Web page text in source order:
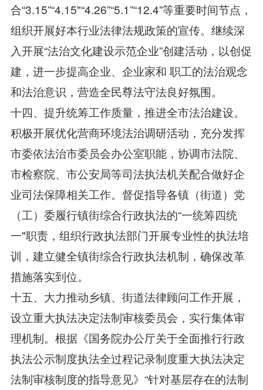
合“3.15”“4.15"“4.26”“5.1”“12.4”等重要时间节点，
组织开展好本行业法律法规政策的宣传。继续深
入开展“法治文化建设示范企业”创建活动，以创促
建，进一步提高企业、企业家和 职工的法治观念
和法治意识，营造全民尊法守法良好氛围。
十四、提升统筹工作质量，推进全市法治建设。
积极开展优化营商环境法治调研活动，充分发挥
市委依法治市委员会办公室职能，协调市法院、
市检察院、市公安局等司法执法机关配合做好企
业司法保障相关工作。督促指导各镇（街道）党
（工）委履行镇街综合行政执法的“一统筹四统
一"职责，组织行政执法部门开展专业性的执法培
训，建立健全镇街综合行政执法机制，确保改革
措施落实到位。
十五、大力推动乡镇、街道法律顾问工作开展，
设立重大执法决定法制审核委员会，实行集体审
理机制。根据《国务院办公厅关于全面推行行政
执法公示制度执法全过程记录制度重大执法决定
法制审核制度的指导意见》“针对基层存在的法制